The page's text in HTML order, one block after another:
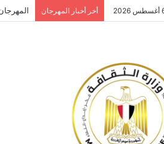
أخر أخبار المهرجان